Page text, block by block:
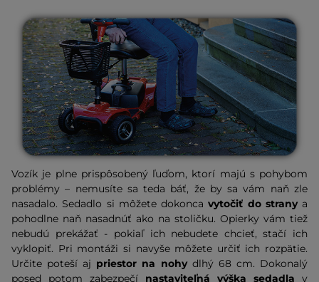
Vozík je plne prispôsobený ľuďom, ktorí majú s pohybom
problémy – nemusíte sa teda báť, že by sa vám naň zle
nasadalo. Sedadlo si môžete dokoncavytočiť do stranya
pohodlne naň nasadnúť ako na stoličku. Opierky vám tiež
nebudú prekážať - pokiaľ ich nebudete chcieť, stačí ich
vyklopiť. Pri montáži si navyše môžete určiť ich rozpätie.
Určite poteší aj priestor na nohydlhý 68 cm. Dokonalý
posed potom zabezpečí nastaviteľná výška sedadla v